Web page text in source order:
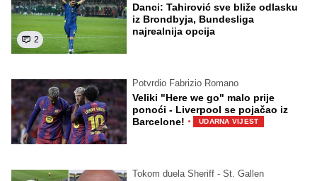
2
Danci: Tahirović sve bliže odlasku
iz Brondbyja, Bundesliga
najrealnija opcija
Potvrdio Fabrizio Romano
Veliki "Here we go" malo prije
ponoći - Liverpool se pojačao iz
Barcelone! · UDARNA VIJEST
Tokom duela Sheriff - St. Gallen